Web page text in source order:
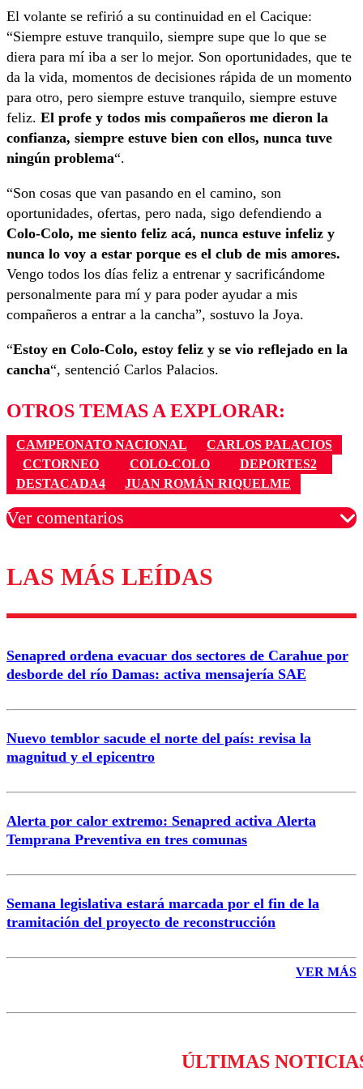
El volante se refirió a su continuidad en el Cacique:
“Siempre estuve tranquilo, siempre supe que lo que se
diera para mí iba a ser lo mejor. Son oportunidades, que te
da la vida, momentos de decisiones rápida de un momento
para otro, pero siempre estuve tranquilo, siempre estuve
feliz. El profe y todos mis compañeros me dieron la
confianza, siempre estuve bien con ellos, nunca tuve
ningún problema“.
“Son cosas que van pasando en el camino, son
oportunidades, ofertas, pero nada, sigo defendiendo a
Colo-Colo, me siento feliz acá, nunca estuve infeliz y
nunca lo voy a estar porque es el club de mis amores.
Vengo todos los días feliz a entrenar y sacrificándome
personalmente para mí y para poder ayudar a mis
compañeros a entrar a la cancha”, sostuvo la Joya.
“Estoy en Colo-Colo, estoy feliz y se vio reflejado en la
cancha“, sentenció Carlos Palacios.
OTROS TEMAS A EXPLORAR:
CAMPEONATO NACIONAL
CARLOS PALACIOS
CCTORNEO
COLO-COLO
DEPORTES2
DESTACADA4
JUAN ROMÁN RIQUELME
Ver comentarios
Los comentarios son moderados para garantizar un
diálogo respetuoso.
Nombre
Correo
LAS MÁS LEÍDAS
Senapred ordena evacuar dos sectores de Carahue por
desborde del río Damas: activa mensajería SAE
Nuevo temblor sacude el norte del país: revisa la
magnitud y el epicentro
Alerta por calor extremo: Senapred activa Alerta
Temprana Preventiva en tres comunas
Semana legislativa estará marcada por el fin de la
tramitación del proyecto de reconstrucción
VER MÁS
ÚLTIMAS